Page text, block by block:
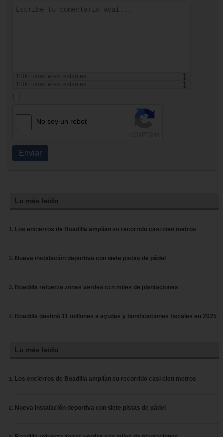
caracteres restantes
caracteres restantes
No soy un robot
Enviar
Lo más leído
Los encierros de Boadilla amplían su recorrido casi cien metros
Nueva instalación deportiva con siete pistas de pádel
Boadilla refuerza zonas verdes con miles de plantaciones
Boadilla destinó 11 millones a ayudas y bonificaciones fiscales en 2025
Lo más leído
Los encierros de Boadilla amplían su recorrido casi cien metros
Nueva instalación deportiva con siete pistas de pádel